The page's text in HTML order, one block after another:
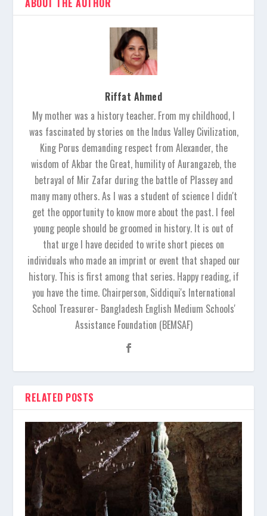
ABOUT THE AUTHOR
Riffat Ahmed
My mother was a history teacher. From my childhood, I
was fascinated by stories on the Indus Valley Civilization,
King Porus demanding respect from Alexander, the
wisdom of Akbar the Great, humility of Aurangazeb, the
betrayal of Mir Zafar during the battle of Plassey and
many many others. As I was a student of science I didn't
get the opportunity to know more about the past. I feel
young people should be groomed in history. It is out of
that urge I have decided to write short pieces on
individuals who made an imprint or event that shaped our
history. This is first among that series. Happy reading, if
you have the time. Chairperson, Siddiqui's International
School Treasurer- Bangladesh English Medium Schools'
Assistance Foundation (BEMSAF)
RELATED POSTS